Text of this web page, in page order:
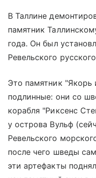
В Таллине
памятник
года. Он был
Ревельского
Это памятник
подлинные: они со
корабля "Риксенс
у острова Вульф
Ревельского
после чего шведы
эти артефакты